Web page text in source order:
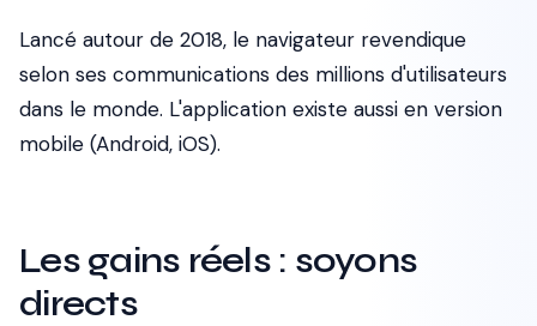
Lancé autour de 2018, le navigateur revendique
selon ses communications des millions d'utilisateurs
dans le monde. L'application existe aussi en version
mobile (Android, iOS).
Les gains réels : soyons
directs